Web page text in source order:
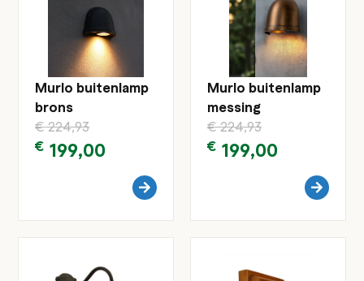
Murlo buitenlamp
brons
€224,93
€ 199,00
Murlo buitenlamp
messing
€224,93
€ 199,00